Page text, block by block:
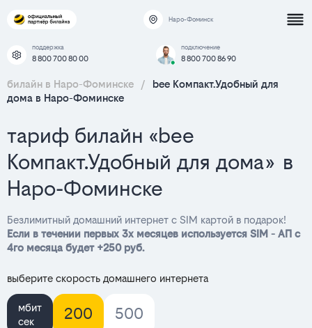
Наро-Фоминск
поддержка
8 800 700 80 00
подключение
8 800 700 86 90
билайн в Наро-Фоминске /
bee Компакт.Удобный для
дома в Наро-Фоминске
тариф билайн «bee
Компакт.Удобный для дома» в
Наро-Фоминске
Безлимитный домашний интернет с SIM картой в подарок!
Если в течении первых 3х месяцев используется SIM - АП с
4го месяца будет +250 руб.
выберите скорость домашнего интернета
мбит
сек
200 500